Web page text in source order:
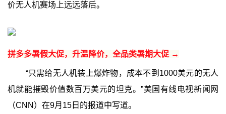
价无人机赛场上远远落后。
拼多多暑假大促，升温降价，全品类暑期大促 →
“只需给无人机装上爆炸物，成本不到1000美元的无人
机就能摧毁价值数百万美元的坦克。”美国有线电视新闻网
（CNN）在9月15日的报道中写道。